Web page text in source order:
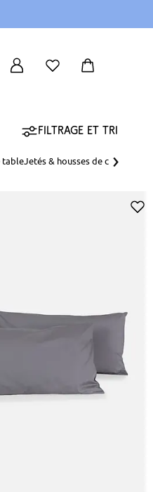
Filtrage et tri
tableJetés & housses de canapé
›